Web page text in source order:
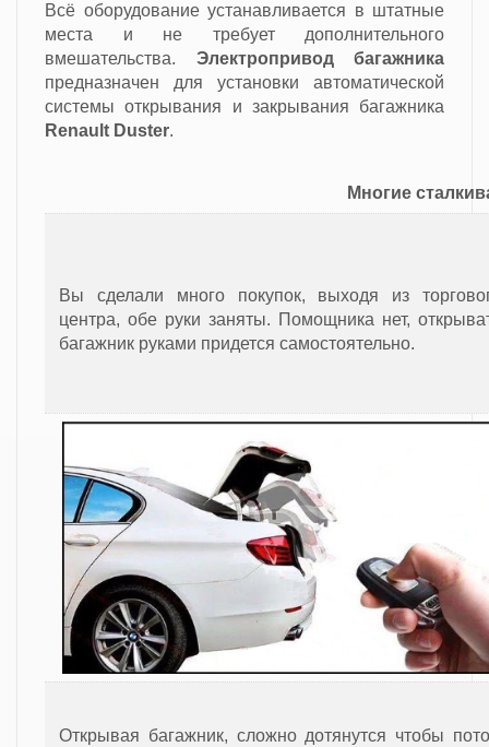
Всё оборудование устанавливается в штатные
места и не требует дополнительного
вмешательства. Электропривод багажника
предназначен
для установки автоматической
системы открывания и закрывания багажника
Renault Duster.
Многие
Вы сделали много покупок, выходя из
центра, обе руки заняты. Помощника нет,
багажник руками придется самостоятельно.
Открывая багажник, сложно дотянутся чтобы